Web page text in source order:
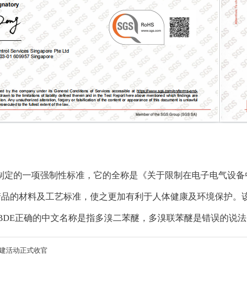
一项强制性标准，它的全称是《关于限制在电子电气设备
的材料及工艺标准，使之更加有利于人体健康及环境保护
正确的中文名称是指多溴二苯醚，多溴联苯醚是错误的说
活动正式收官